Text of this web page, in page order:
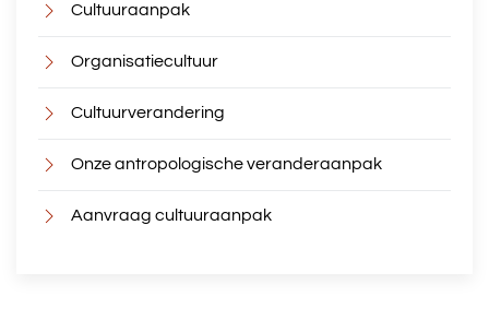
Cultuuraanpak
Organisatiecultuur
Cultuurverandering
Onze antropologische veranderaanpak
Aanvraag cultuuraanpak